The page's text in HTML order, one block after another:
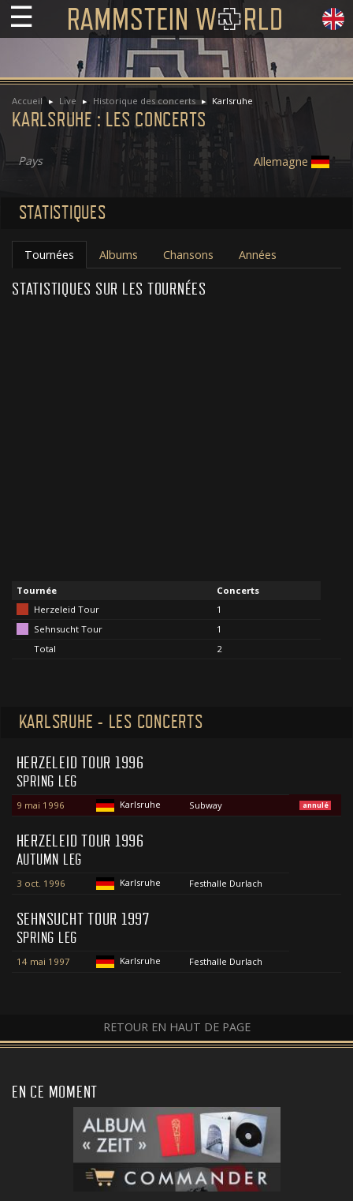
☰
Accueil Live Historique des concerts Karlsruhe
KARLSRUHE : LES CONCERTS
Pays Allemagne
STATISTIQUES
Tournées Albums Chansons Années
STATISTIQUES SUR LES TOURNÉES
Tournée
Concerts
Herzeleid Tour
1
Sehnsucht Tour
1
Total
2
KARLSRUHE - LES CONCERTS
HERZELEID TOUR 1996
SPRING LEG
9 mai 1996 Karlsruhe Subway annulé
HERZELEID TOUR 1996
AUTUMN LEG
3 oct. 1996 Karlsruhe Festhalle Durlach
SEHNSUCHT TOUR 1997
SPRING LEG
14 mai 1997 Karlsruhe Festhalle Durlach
RETOUR EN HAUT DE PAGE
EN CE MOMENT